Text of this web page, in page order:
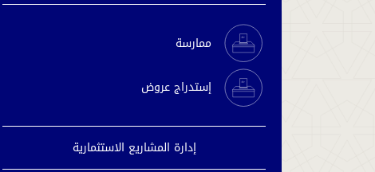
ممارسة
إستدراج عروض
إدارة المشاريع الاستثمارية